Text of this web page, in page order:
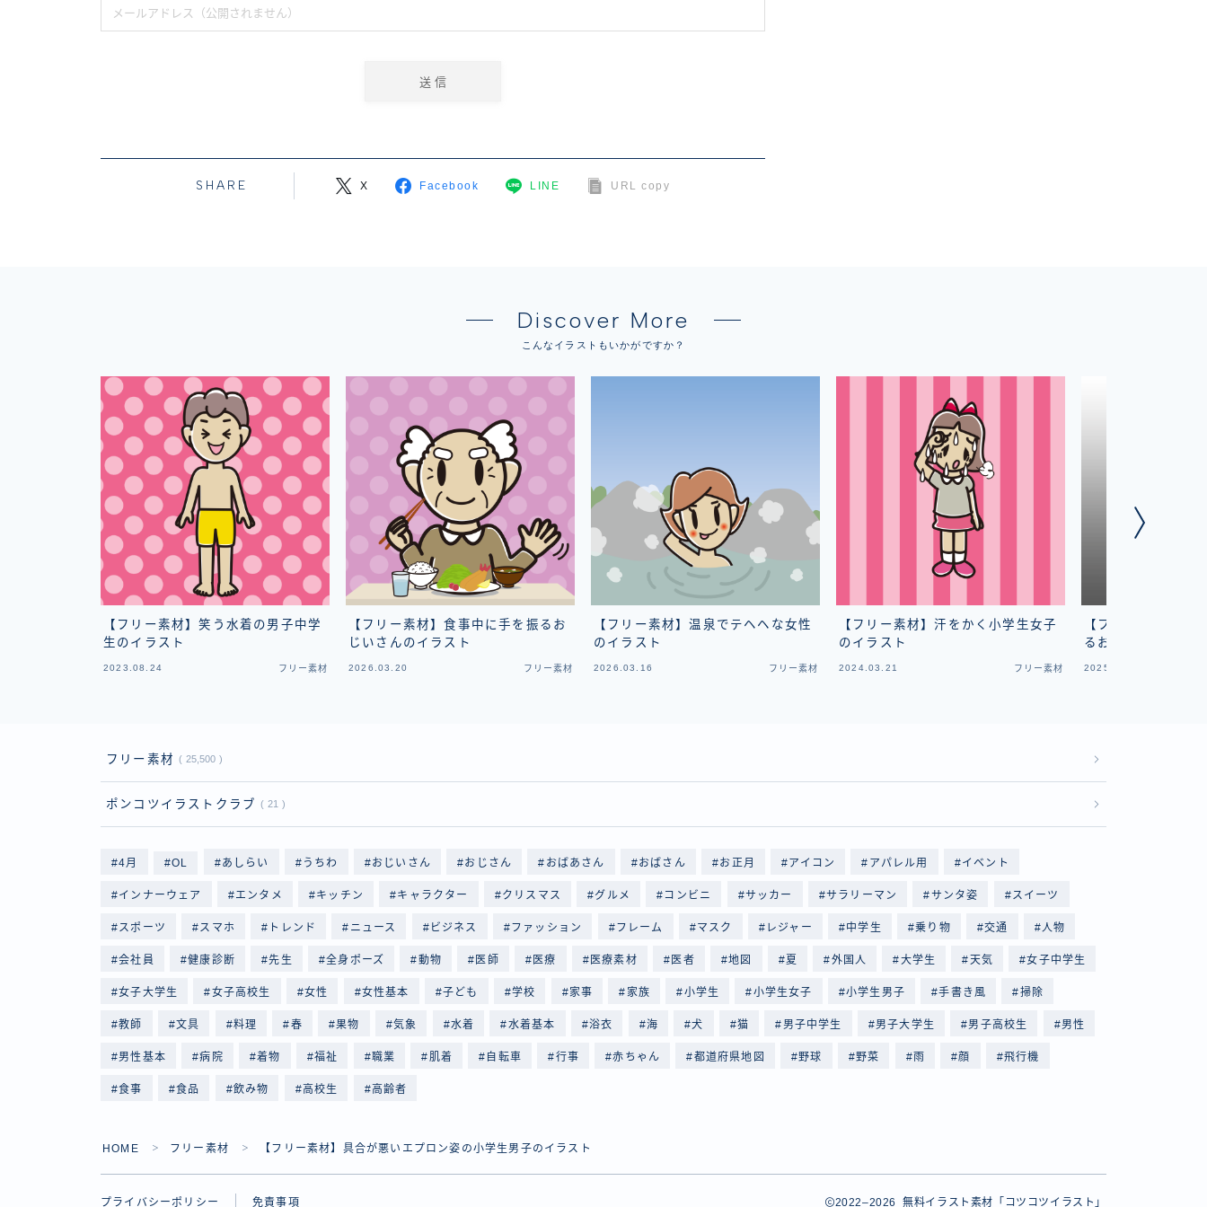
SHARE X Facebook LINE URL copy
Discover More
こんなイラストもいかがですか？
【フリー素材】笑う水着の男子中学
生のイラスト
2023.08.24 フリー素材
【フリー素材】食事中に手を振るお
じいさんのイラスト
2026.03.20 フリー素材
【フリー素材】温泉でテヘヘな女性
のイラスト
2026.03.16 フリー素材
【フリー素材】汗をかく小学生女子
のイラスト
2024.03.21 フリー素材
【フリー素材】映
るおじさんのイラ
2025.05.22
フリー素材 25,500
ポンコツイラストクラブ 21
4月 OL あしらい うちわ おじいさん おじさん おばあさん おばさん お正月 アイコン アパレル用 イベント
インナーウェア エンタメ キッチン キャラクター クリスマス グルメ コンビニ サッカー サラリーマン サンタ姿 スイーツ
スポーツ スマホ トレンド ニュース ビジネス ファッション フレーム マスク レジャー 中学生 乗り物 交通 人物
会社員 健康診断 先生 全身ポーズ 動物 医師 医療 医療素材 医者 地図 夏 外国人 大学生 天気 女子中学生
女子大学生 女子高校生 女性 女性基本 子ども 学校 家事 家族 小学生 小学生女子 小学生男子 手書き風 掃除
教師 文具 料理 春 果物 気象 水着 水着基本 浴衣 海 犬 猫 男子中学生 男子大学生 男子高校生 男性
男性基本 病院 着物 福祉 職業 肌着 自転車 行事 赤ちゃん 都道府県地図 野球 野菜 雨 顔 飛行機
食事 食品 飲み物 高校生 高齢者
HOME ＞ フリー素材 ＞ 【フリー素材】具合が悪いエプロン姿の小学生男子のイラスト
プライバシーポリシー 免責事項 2022–2026 無料イラスト素材「コツコツイラスト」